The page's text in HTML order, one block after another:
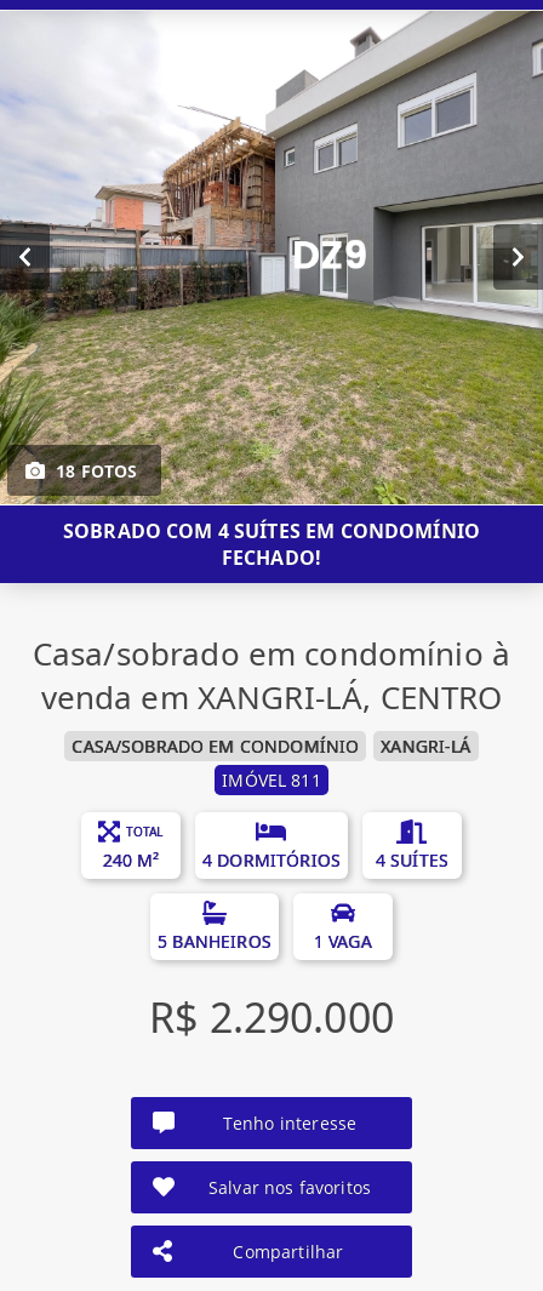
18 FOTOS
SOBRADO COM 4 SUÍTES EM CONDOMÍNIO
FECHADO!
Casa/sobrado em condomínio à
venda em XANGRI-LÁ, CENTRO
CASA/SOBRADO EM CONDOMÍNIO
XANGRI-LÁ
IMÓVEL 811
TOTAL
240 M² 4 DORMITÓRIOS 4 SUÍTES
5 BANHEIROS 1 VAGA
R$ 2.290.000
Tenho interesse
Salvar nos favoritos
Compartilhar